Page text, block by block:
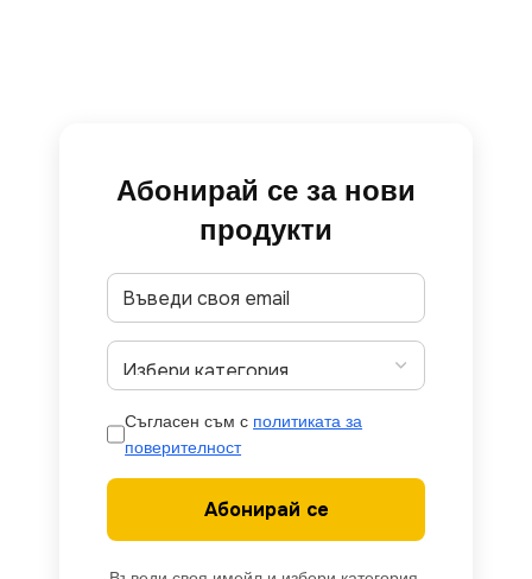
Абонирай се за нови
продукти
Съгласен съм с политиката за
поверителност
Абонирай се